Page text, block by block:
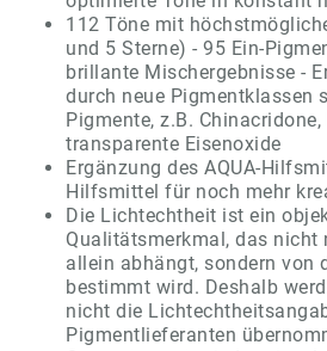
112 Töne mit
und 5 Sterne) - 95 Ein-
brillante Mischergebnisse -
durch neue Pigmentklassen
Pigmente, z.B. Chinacridone,
transparente Eisenoxide
Ergänzung des AQUA-
Hilfsmittel für noch mehr
Die Lichtechtheit ist ein
Qualitätsmerkmal, das nicht
allein abhängt, sondern von
bestimmt wird. Deshalb
nicht die
Pigmentlieferanten